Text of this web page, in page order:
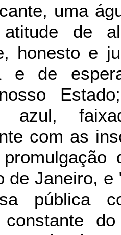
uma
de
honesto e
e de
azul,
com as
de Janeiro,
pública
constante